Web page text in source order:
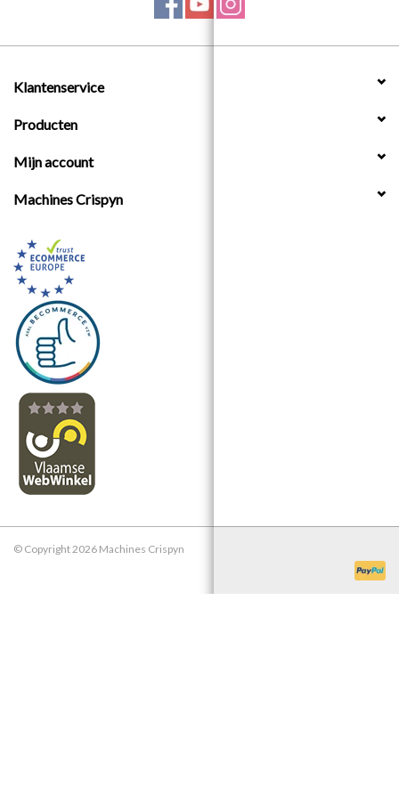
Klantenservice
Producten
Mijn account
Machines Crispyn
© Copyright 2026 Machines Crispyn